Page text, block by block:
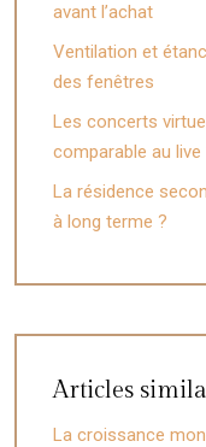
avant l’achat
Ventilation et
des fenêtres
Les concerts
comparable au live
La résidence
à long terme ?
Articles
La croissance